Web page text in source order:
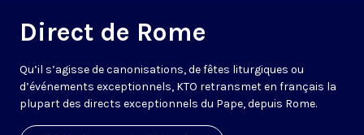
Direct de Rome
Qu’il s’agisse de canonisations, de fêtes liturgiques ou
d’événements exceptionnels, KTO retransmet en français la
plupart des directs exceptionnels du Pape, depuis Rome.